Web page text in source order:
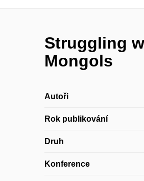
Struggling
Mongols
Autoři
Rok publikování
Druh
Konference